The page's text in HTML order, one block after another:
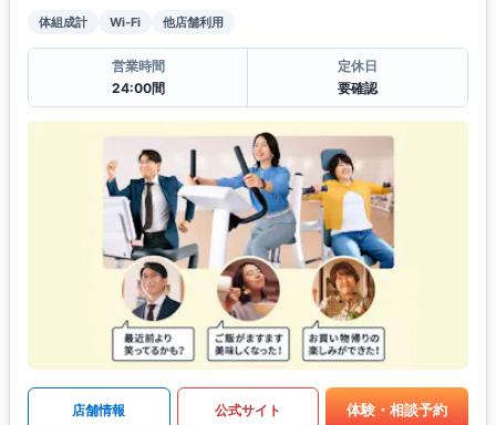
体組成計 Wi-Fi 他店舗利用
営業時間
24:00間
定休日
要確認
店舗情報 公式サイト 体験・相談予約